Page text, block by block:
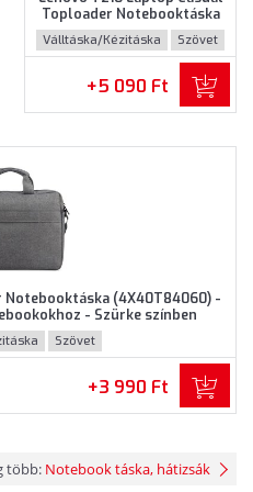
Toploader Notebooktáska
(GX40Q17232) - Maximum
15.6" méretű notebookokhoz
- Barna színben
Válltáska/Kézitáska Szövet
+5 090 Ft
Notebooktáska (4X40T84060) -
- Szürke színben
Szövet
+3 990 Ft
több: Notebook táska, hátizsák